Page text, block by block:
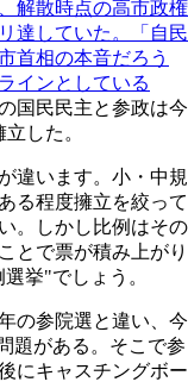
解散時点の高市政権
達していた。「自民
首相の本音だろう
インとしている
国民民主と参政は今
した。
違います。小・中規
る程度擁立を絞って
。しかし比例はその
とで票が積み上がり
挙"でしょう。
の参院選と違い、今
題がある。そこで参
にキャスチングボー